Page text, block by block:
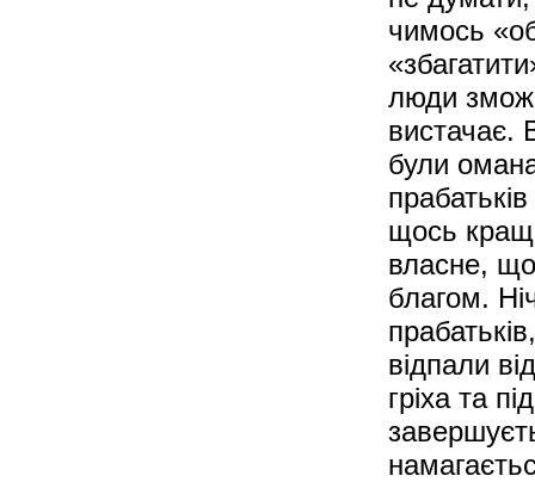
чимось
люди
вистачає.
були
щось
власне,
благом.
відпали
гріха та